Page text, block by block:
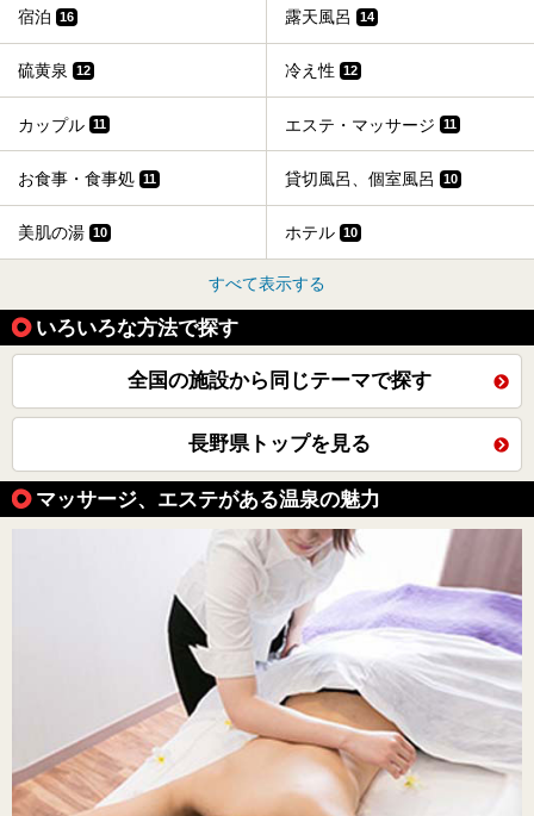
宿泊 16 露天風呂 14
硫黄泉 12 冷え性 12
カップル 11 エステ・マッサージ 11
お食事・食事処 11 貸切風呂、個室風呂 10
美肌の湯 10 ホテル 10
すべて表示する
いろいろな方法で探す
全国の施設から同じテーマで探す
長野県トップを見る
マッサージ、エステがある温泉の魅力